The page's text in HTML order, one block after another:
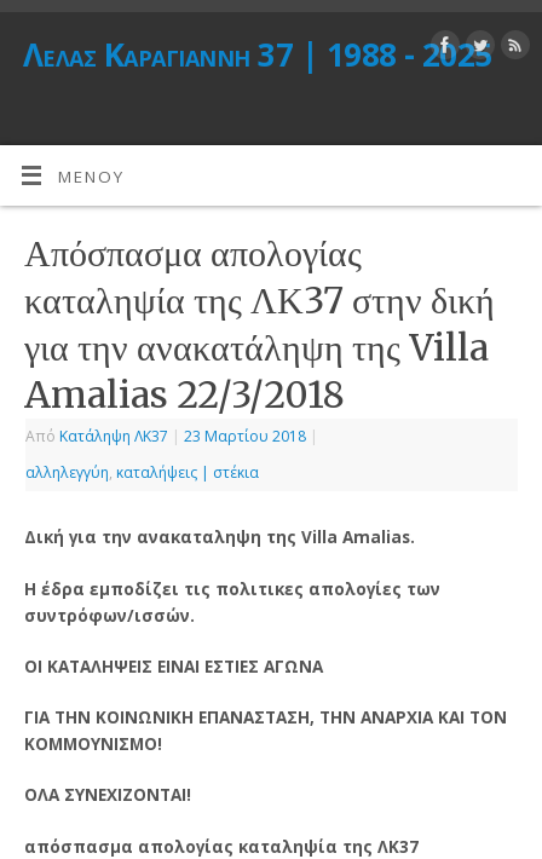
Λέλας Καραγιάννη 37 | 1988 - 2025
ΜΕΝΟΎ
Απόσπασμα απολογίας
καταληψία της ΛΚ37 στην δική
για την ανακατάληψη της Villa
Amalias 22/3/2018
Από Κατάληψη ΛΚ37 | 23 Μαρτίου 2018 |
αλληλεγγύη, καταλήψεις | στέκια
Δική για την ανακαταληψη της Villa Amalias.
Η έδρα εμποδίζει τις πολιτικες απολογίες των
συντρόφων/ισσών.
ΟΙ ΚΑΤΑΛΗΨΕΙΣ ΕΙΝΑΙ ΕΣΤΙΕΣ ΑΓΩΝΑ
ΓΙΑ ΤΗΝ ΚΟΙΝΩΝΙΚΗ ΕΠΑΝΑΣΤΑΣΗ, ΤΗΝ ΑΝΑΡΧΙΑ ΚΑΙ ΤΟΝ
ΚΟΜΜΟΥΝΙΣΜΟ!
ΟΛΑ ΣΥΝΕΧΙΖΟΝΤΑΙ!
απόσπασμα απολογίας καταληψία της ΛΚ37